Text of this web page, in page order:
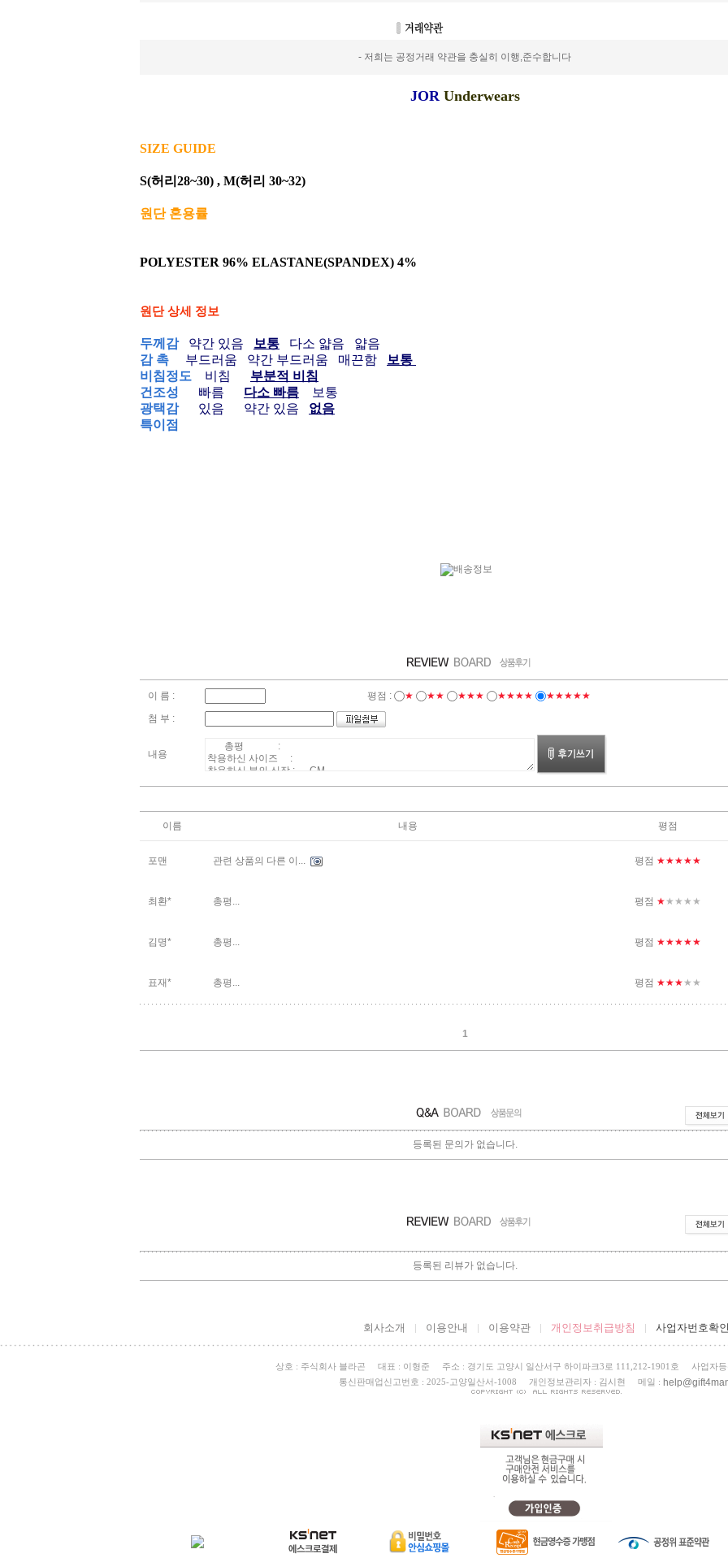
- 저희는 공정거래 약관을 충실히 이행,준수합니다
JOR Underwears
SIZE GUIDE
S(허리28~30) , M(허리 30~32)
원단 혼용률
POLYESTER 96% ELASTANE(SPANDEX) 4%
원단 상세 정보
두께감 약간 있음 보통 다소 얇음 얇음
감 촉
부드러움 약간 부드러움 매끈함 보통
비침정도
비침 부분적 비침
건조성 빠름 다소 빠름 보통
광택감 있음 약간 있음 없음
특이점
이 름 : 평점 : ★ ★★ ★★★ ★★★★
★★★★★
첨 부 :
내용
이름 내용 평점
포맨 관련 상품의 다른 이... 평점 ★★★★★
최환* 총평... 평점 ★★★★★
김명* 총평... 평점 ★★★★★
표재* 총평... 평점 ★★★★★
1
등록된 문의가 없습니다.
등록된 리뷰가 없습니다.
회사소개 이용안내 이용약관 개인정보취급방침 사업자번호확
상호 : 주식회사 블라곤 대표 : 이형준 주소 : 경기도 고양시 일산서구 하이파크3로 111,212-1901호
사업자
통신판매업신고번호 : 2025-고양일산서-1008
개인정보관리자 : 김시현 메일 :